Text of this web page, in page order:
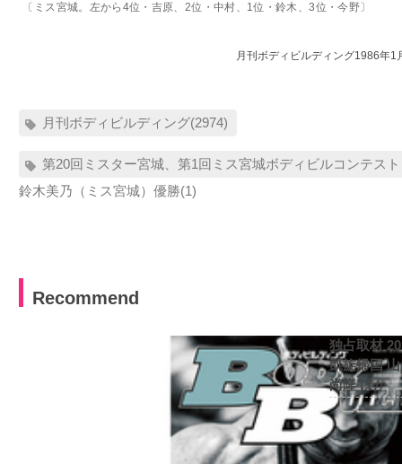
〔ミス宮城。左から4位・吉原、2位・中村、1位・鈴木、3位・今野〕
月刊ボディビルディング1986年1
月刊ボディビルディング(2974)
第20回ミスター宮城、第1回ミス宮城ボディビルコンテス
鈴木美乃（ミス宮城）優勝(1)
Recommend
独占取材
凱旋帰国
尚隆 ほか